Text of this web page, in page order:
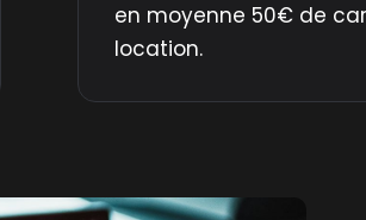
en moyenne 50€ de
location.